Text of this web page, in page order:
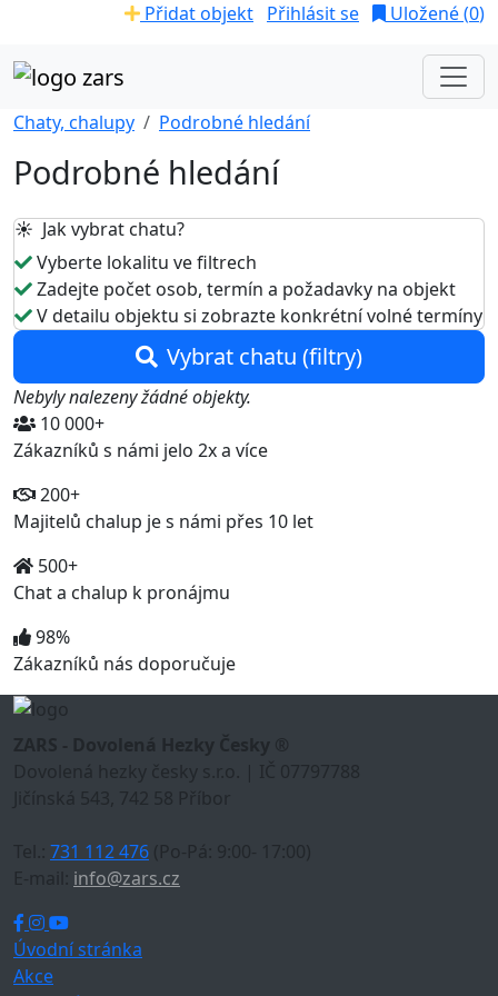
Přidat objekt Přihlásit se Uložené (0)
Chaty, chalupy Podrobné hledání
Podrobné hledání
☀️ Jak vybrat chatu?
Vyberte lokalitu ve filtrech
Zadejte počet osob, termín a požadavky na objekt
V detailu objektu si zobrazte konkrétní volné termíny
Vybrat chatu (filtry)
Nebyly nalezeny žádné objekty.
10 000+
Zákazníků s námi jelo 2x a více
200+
Majitelů chalup je s námi přes 10 let
500+
Chat a chalup k pronájmu
98%
Zákazníků nás doporučuje
ZARS - Dovolená Hezky Česky ®
Dovolená hezky česky s.r.o. | IČ 07797788
Jičínská 543, 742 58 Příbor
Tel.: 731 112 476 (Po-Pá: 9:00- 17:00)
E-mail: info@zars.cz
Úvodní stránka
Akce